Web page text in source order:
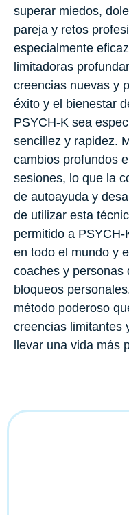
superar miedos,
pareja y retos
especialmente
limitadoras
creencias nuevas y
éxito y el bienestar
PSYCH-K sea
sencillez y rapidez.
cambios profundos
sesiones, lo que la
de autoayuda y
de utilizar esta
permitido a
en todo el mundo y
coaches y personas
bloqueos
método poderoso
creencias limitantes
llevar una vida más